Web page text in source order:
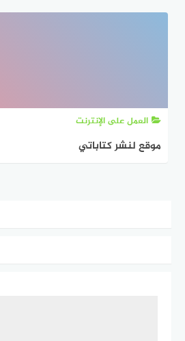
العمل على الإنترنت
موقع لنشر كتاباتي